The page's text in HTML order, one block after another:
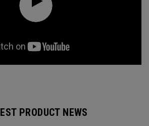
PRODUCT NEWS